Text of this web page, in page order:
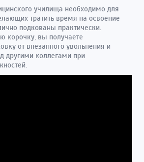
училища необходимо для
тратить время на освоение
подкованы практически.
корочку, вы получаете
от внезапного увольнения и
другими коллегами при